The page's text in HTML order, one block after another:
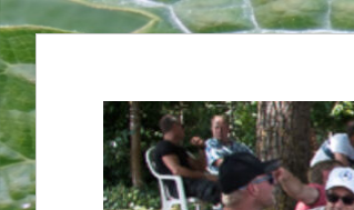
springen